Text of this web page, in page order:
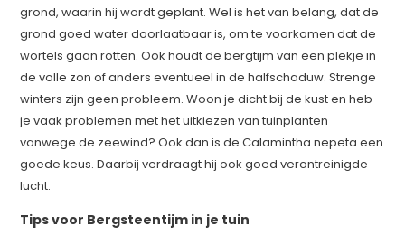
grond, waarin hij wordt geplant. Wel is het van belang, dat de
grond goed water doorlaatbaar is, om te voorkomen dat de
wortels gaan rotten. Ook houdt de bergtijm van een plekje in
de volle zon of anders eventueel in de halfschaduw. Strenge
winters zijn geen probleem. Woon je dicht bij de kust en heb
je vaak problemen met het uitkiezen van tuinplanten
vanwege de zeewind? Ook dan is de Calamintha nepeta een
goede keus. Daarbij verdraagt hij ook goed verontreinigde
lucht.
Tips voor Bergsteentijm in je tuin